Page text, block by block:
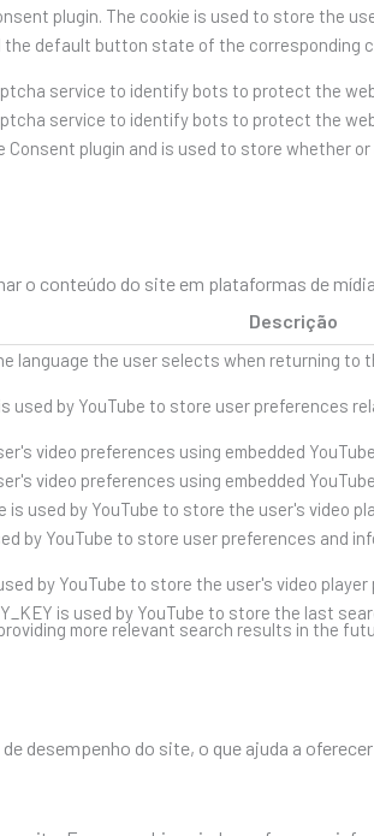
plugin. The cookie is used to store the
default button state of the corresponding
service to identify bots to protect the
service to identify bots to protect the
Consent plugin and is used to store
o conteúdo do site em plataformas de
Descrição
language the user selects when returning to
used by YouTube to store user preferences
video preferences using embedded
video preferences using embedded
used by YouTube to store the user's video
by YouTube to store user preferences and
by YouTube to store the user's video player
is used by YouTube to store the last
more relevant search results in the
desempenho do site, o que ajuda a